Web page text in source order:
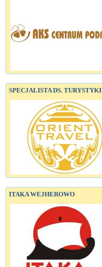
SPECJALISTA DS. TURYSTYKI
ITAKA WEJHEROWO